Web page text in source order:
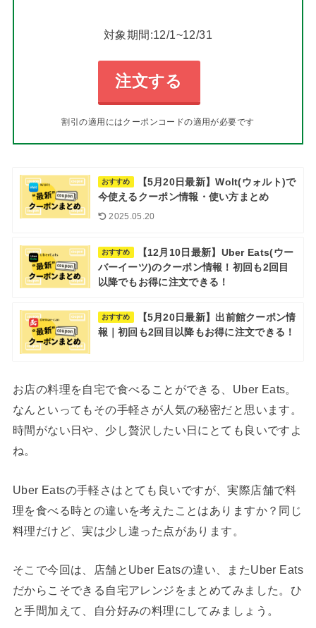
対象期間:12/1~12/31
注文する
割引の適用にはクーポンコードの適用が必要です
おすすめ
【5月20日最新】Wolt(ウォルト)で
今使えるクーポン情報・使い方まとめ
2025.05.20
おすすめ
【12月10日最新】Uber Eats(ウー
バーイーツ)のクーポン情報！初回も2回目
以降でもお得に注文できる！
おすすめ
【5月20日最新】出前館クーポン情
報｜初回も2回目以降もお得に注文できる！
お店の料理を自宅で食べることができる、Uber Eats。
なんといってもその手軽さが人気の秘密だと思います。
時間がない日や、少し贅沢したい日にとても良いですよ
ね。
Uber Eatsの手軽さはとても良いですが、実際店舗で料
理を食べる時との違いを考えたことはありますか？同じ
料理だけど、実は少し違った点があります。
そこで今回は、店舗とUber Eatsの違い、またUber Eats
だからこそできる自宅アレンジをまとめてみました。ひ
と手間加えて、自分好みの料理にしてみましょう。